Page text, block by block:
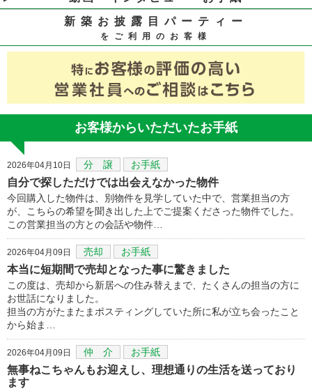
新築お披露目パーティー
をご利用のお客様
お客様からいただいたお手紙
2026年04月10日 分 譲 お手紙
自分で探しただけでは出会えなかった物件
今回購入した物件は、別物件を見学していた中で、営業担当の方
が、こちらの希望を聞き出した上でご提案くださった物件でした。
この営業担当の方との会話や物件…
2026年04月09日 売却 お手紙
本当に短期間で売却となった事に驚きました
この度は、売却から新居への住み替えまで、たくさんの担当の方に
お世話になりました。
担当の方がたまたまポスティングしていた所に私が立ち会ったこと
から始ま…
2026年04月09日 仲 介 お手紙
無事ねこちゃんもお迎えし、理想通りの生活を送っており
ます